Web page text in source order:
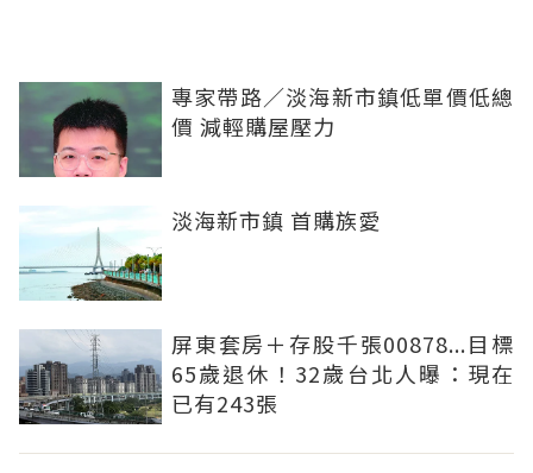
專家帶路／淡海新市鎮低單價低總
價 減輕購屋壓力
淡海新市鎮 首購族愛
屏東套房＋存股千張00878...目標
65歲退休！32歲台北人曝：現在
已有243張